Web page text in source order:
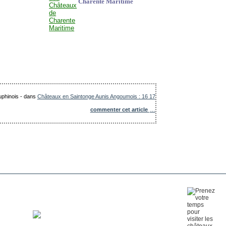
-dans Châteaux en Saintonge Aunis Angoumois : 16 17
commenter cet article